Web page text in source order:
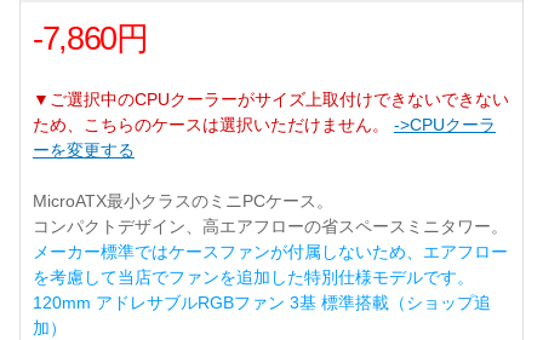
-7,860円
▼ご選択中のCPUクーラーがサイズ上取付けできないできない
ため、こちらのケースは選択いただけません。 ->CPUクーラ
ーを変更する
MicroATX最小クラスのミニPCケース。
コンパクトデザイン、高エアフローの省スペースミニタワー。
メーカー標準ではケースファンが付属しないため、エアフロー
を考慮して当店でファンを追加した特別仕様モデルです。
120mm アドレサブルRGBファン 3基 標準搭載（ショップ追
加）